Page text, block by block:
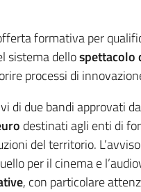
formativa per
sistema dellospettacolo
processi di
di due bandi approvati
destinati agli enti di
del territorio.
per il cinema e
, con particolare